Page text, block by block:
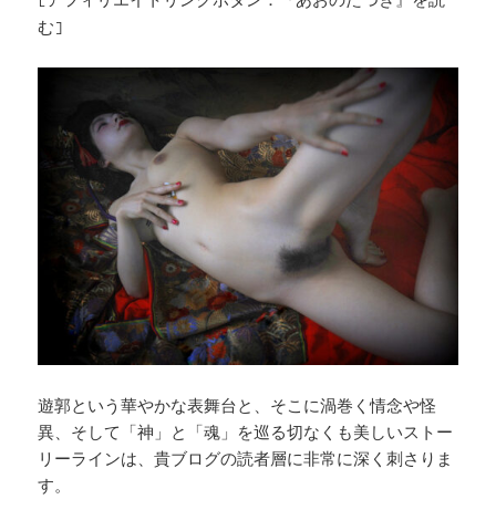
む]
遊郭という華やかな表舞台と、そこに渦巻く情念や怪
異、そして「神」と「魂」を巡る切なくも美しいストー
リーラインは、貴ブログの読者層に非常に深く刺さりま
す。